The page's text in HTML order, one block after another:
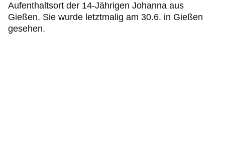
Aufenthaltsort der 14-Jährigen Johanna aus
Gießen. Sie wurde letztmalig am 30.6. in Gießen
gesehen.